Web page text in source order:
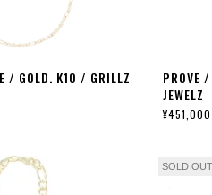
/ GOLD. K10 / GRILLZ
PROVE
JEWELZ
SOLD OUT